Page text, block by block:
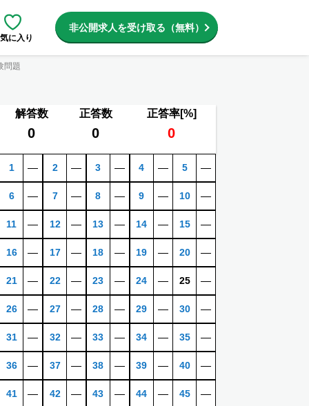
に入り
非公開求人を受け取る（無料）
問題
解答数 正答数 正答率[%]
0 0 0
1 ―
6 ―
11 ―
16 ―
21 ―
26 ―
31 ―
36 ―
41 ―
2 ―
7 ―
12 ―
17 ―
22 ―
27 ―
32 ―
37 ―
42 ―
3 ―
8 ―
13 ―
18 ―
23 ―
28 ―
33 ―
38 ―
43 ―
4 ―
9 ―
14 ―
19 ―
24 ―
29 ―
34 ―
39 ―
44 ―
5 ―
10 ―
15 ―
20 ―
25 ―
30 ―
35 ―
40 ―
45 ―